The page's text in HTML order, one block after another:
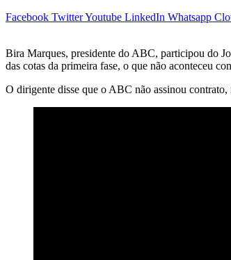
Facebook TwitterYoutube LinkedIn Whatsapp
Bira Marques, presidente do ABC, participou do
das cotas da primeira fase, o que não aconteceu
O dirigente disse que o ABC não assinou